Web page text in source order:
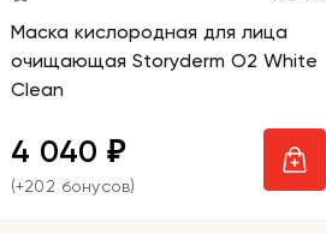
Маска кислородная для лица
очищающая Storyderm O2 White
Clean
4 040 ₽
(+202 бонусов)